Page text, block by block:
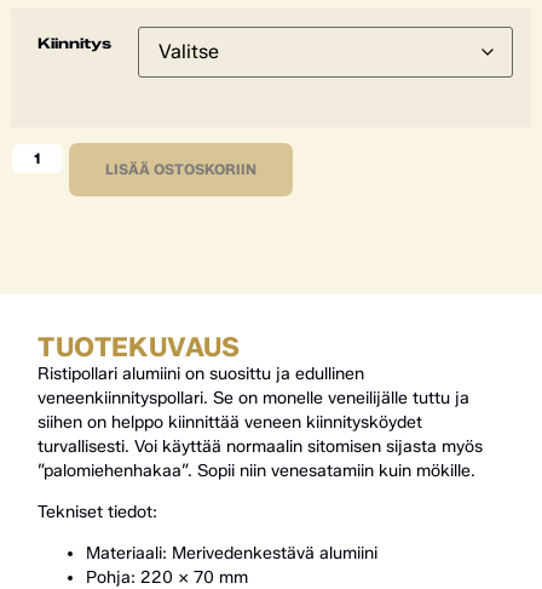
Kiinnitys
LISÄÄ OSTOSKORIIN
TUOTEKUVAUS
Ristipollari alumiini on suosittu ja edullinen
veneenkiinnityspollari. Se on monelle veneilijälle tuttu ja
siihen on helppo kiinnittää veneen kiinnitysköydet
turvallisesti. Voi käyttää normaalin sitomisen sijasta myös
”palomiehenhakaa”. Sopii niin venesatamiin kuin mökille.
Tekniset tiedot:
Materiaali: Merivedenkestävä alumiini
Pohja: 220 x 70 mm